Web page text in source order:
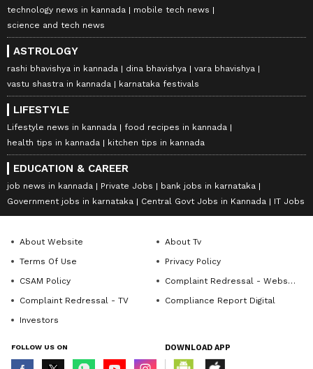
technology news in kannada
mobile tech news
science and tech news
ASTROLOGY
rashi bhavishya in kannada dina bhavishya
vara bhavishya
vastu shastra in kannada
karnataka festivals
LIFESTYLE
Lifestyle news in kannada
food recipes in kannada
health tips in kannada
kitchen tips in kannada
EDUCATION & CAREER
job news in kannada Private Jobs
bank jobs in karnataka
Government jobs in karnataka
Central Govt Jobs in Kannada IT Jobs
About Website
About Tv
Terms Of Use
Privacy Policy
CSAM Policy
Complaint Redressal - Website
Complaint Redressal - TV
Compliance Report Digital
Investors
FOLLOW US ON DOWNLOAD APP